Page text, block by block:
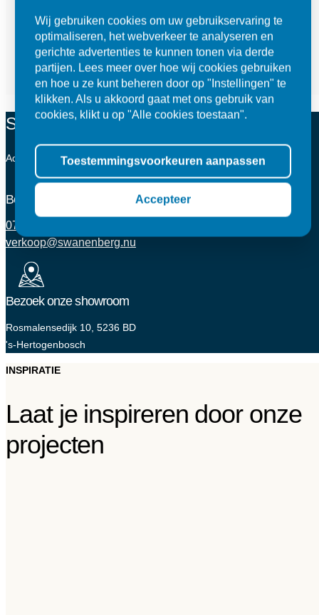
Solido Ceramica 30MM randtegel Marmo Beige
60x60x3/7 cm
95,95 per stuk Toevoegen aan winkelwagen
Service en contact
Advies nodig? Onze experts staan voor je klaar.
Bel of mail ons
073 - 521 37 15
verkoop@swanenberg.nu
Bezoek onze showroom
Rosmalensedijk 10, 5236 BD
's-Hertogenbosch
INSPIRATIE
Laat je inspireren door onze
projecten
Wij gebruiken cookies om uw gebruikservaring te
optimaliseren, het webverkeer te analyseren en
gerichte advertenties te kunnen tonen via derde
partijen. Lees meer over hoe wij cookies gebruiken
en hoe u ze kunt beheren door op "Instellingen" te
klikken. Als u akkoord gaat met ons gebruik van
cookies, klikt u op "Alle cookies toestaan".
Toestemmingsvoorkeuren aanpassen
Accepteer